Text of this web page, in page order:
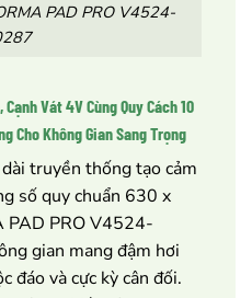
PAD PRO V4524-
Vát 4V Cùng Quy Cách 10
Cho Không Gian Sang Trọng
truyền thống tạo cảm
số quy chuẩn 630 x
PAD PRO V4524-
gian mang đậm hơi
đáo và cực kỳ cân đối.